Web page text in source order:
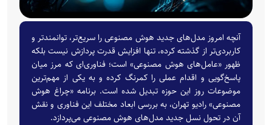
آنچه امروز مدل‌های جدید هوش مصنوعی را سریع‌تر، توانمندتر و
کاربردی‌تر از گذشته کرده، تنها افزایش قدرت پردازش نیست بلکه
ظهور «عامل‌های هوش مصنوعی» است؛ فناوری‌ای که مرز میان
پاسخ‌گویی و اقدام عملی را کمرنگ کرده و به یکی از مهم‌ترین
موضوعات روز این حوزه تبدیل شده است. برنامه «چراغ هوش
مصنوعی» رادیو تهران، به بررسی ابعاد مختلف این فناوری و نقش
آن در تحول نسل جدید مدل‌های هوش مصنوعی می‌پردازد.